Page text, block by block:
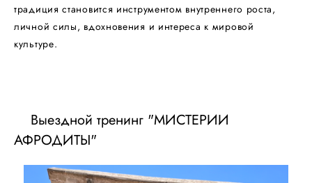
традиция становится инструментом внутреннего роста,
личной силы, вдохновения и интереса к мировой
культуре.
Выездной тренинг "МИСТЕРИИ
АФРОДИТЫ"